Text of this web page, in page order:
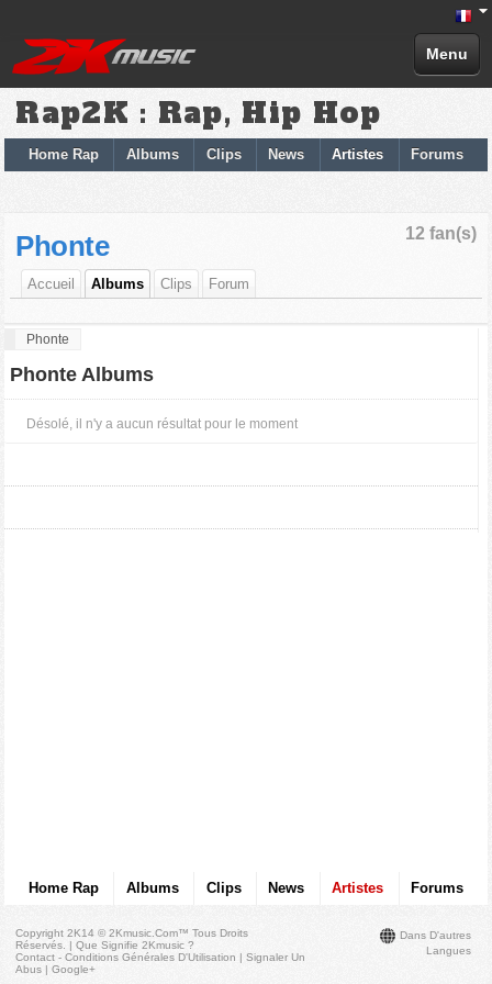
Menu
Rap2K : Rap, Hip Hop
Home Rap Albums Clips News Artistes Forums
12 fan(s)
Phonte
Accueil Albums Clips Forum
Phonte
Phonte Albums
Désolé, il n'y a aucun résultat pour le moment
Home Rap Albums Clips News Artistes Forums
Dans D'autres
Langues
Copyright 2K14 © 2Kmusic.com™Tous Droits
Réservés . |Que Signifie 2Kmusic ?
Contact - Conditions Générales D'Utilisation |Signaler Un
Abus |Google+